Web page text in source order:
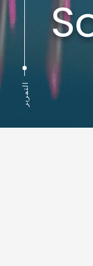
التمرير